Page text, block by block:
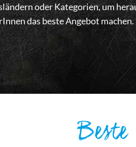
oder Kategorien, um
das beste Angebot machen.